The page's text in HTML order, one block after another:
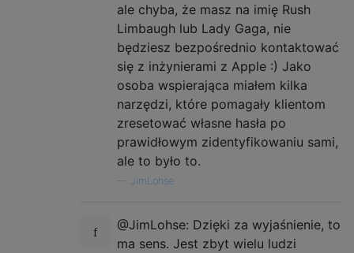
ale chyba, że ​​masz na imię Rush
Limbaugh lub Lady Gaga, nie
będziesz bezpośrednio kontaktować
się z inżynierami z Apple :) Jako
osoba wspierająca miałem kilka
narzędzi, które pomagały klientom
zresetować własne hasła po
prawidłowym zidentyfikowaniu sami,
ale to było to.
JimLohse
@JimLohse: Dzięki za wyjaśnienie, to
ma sens. Jest zbyt wielu ludzi